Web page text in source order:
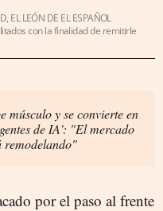
EL LEÓN DE EL ESPAÑOL
con la finalidad de remitirle
músculo y se convierte en
de IA': "El mercado
remodelando"
por el paso al frente